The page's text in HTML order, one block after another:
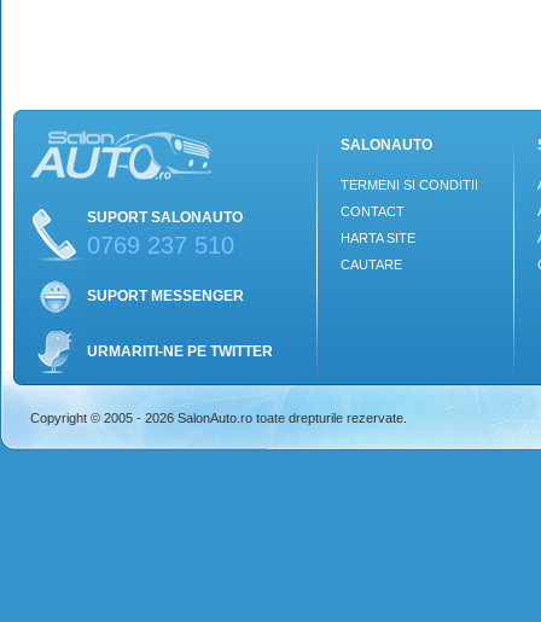
SUPORT SALONAUTO
0769 237 510
SUPORT MESSENGER
URMARITI-NE PE TWITTER
SALONAUTO
TERMENI SI CONDITII
CONTACT
HARTA SITE
CAUTARE
Copyright © 2005 - 2026 SalonAuto.ro toate drepturile rezervate.